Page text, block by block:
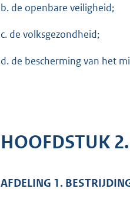
b. de openbare veiligheid;
c. de volksgezondheid;
d. de bescherming van het
HOOFDSTUK
AFDELING 1.